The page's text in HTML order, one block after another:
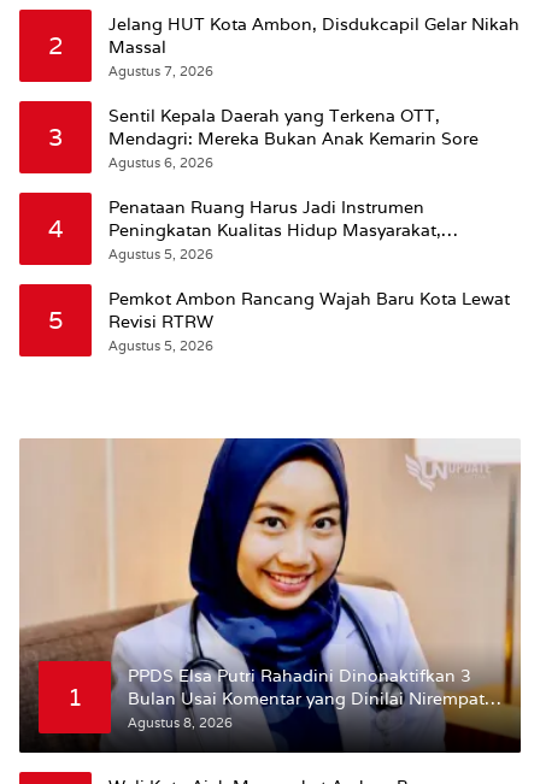
2
Jelang HUT Kota Ambon, Disdukcapil Gelar Nikah
Massal
Agustus 7, 2026
3
Sentil Kepala Daerah yang Terkena OTT,
Mendagri: Mereka Bukan Anak Kemarin Sore
Agustus 6, 2026
4
Penataan Ruang Harus Jadi Instrumen
Peningkatan Kualitas Hidup Masyarakat,
Wattimena: Revisi RT-RW Ditetapkan Pemkot
Agustus 5, 2026
5
Pemkot Ambon Rancang Wajah Baru Kota Lewat
Revisi RTRW
Agustus 5, 2026
1
PPDS Elsa Putri Rahadini Dinonaktifkan 3
Bulan Usai Komentar yang Dinilai Nirempati
ke Pasien BPJS
Agustus 8, 2026